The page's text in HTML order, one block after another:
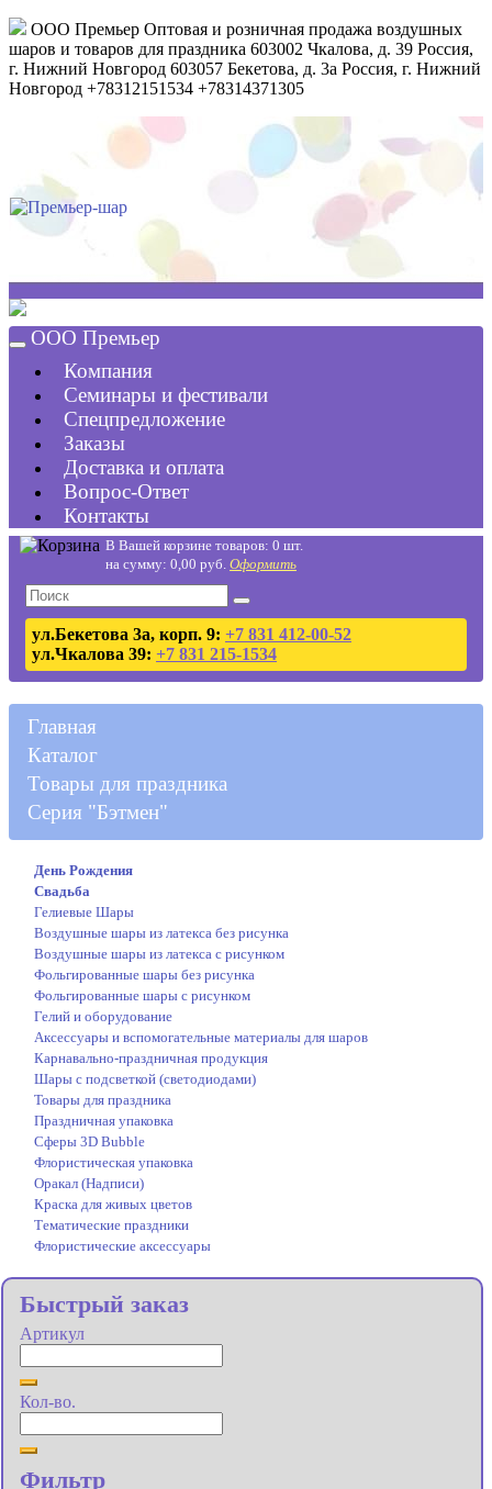
ООО Премьер Оптовая и розничная продажа воздушных
шаров и товаров для праздника 603002 Чкалова, д. 39 Россия,
г. Нижний Новгород 603057 Бекетова, д. 3а Россия, г. Нижний
Новгород +78312151534 +78314371305
ООО Премьер
Компания
Семинары и фестивали
Спецпредложение
Заказы
Доставка и оплата
Вопрос-Ответ
Контакты
В Вашей корзине товаров: 0 шт.
на сумму: 0,00 руб. Оформить
ул.Бекетова 3а, корп. 9: +7 831 412-00-52
ул.Чкалова 39: +7 831 215-1534
Главная
Каталог
Товары для праздника
Серия "Бэтмен"
День Рождения
Свадьба
Гелиевые Шары
Воздушные шары из латекса без рисунка
Воздушные шары из латекса с рисунком
Фольгированные шары без рисунка
Фольгированные шары с рисунком
Гелий и оборудование
Аксессуары и вспомогательные материалы для шаров
Карнавально-праздничная продукция
Шары с подсветкой (светодиодами)
Товары для праздника
Праздничная упаковка
Сферы 3D Bubble
Флористическая упаковка
Оракал (Надписи)
Краска для живых цветов
Тематические праздники
Флористические аксессуары
Быстрый заказ
Артикул
Кол-во.
Фильтр